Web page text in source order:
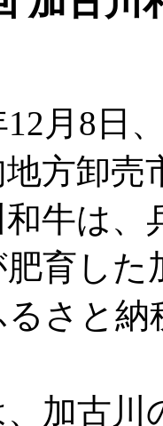
12月8日
地方卸
牛は、
肥育した
さと納
加古川